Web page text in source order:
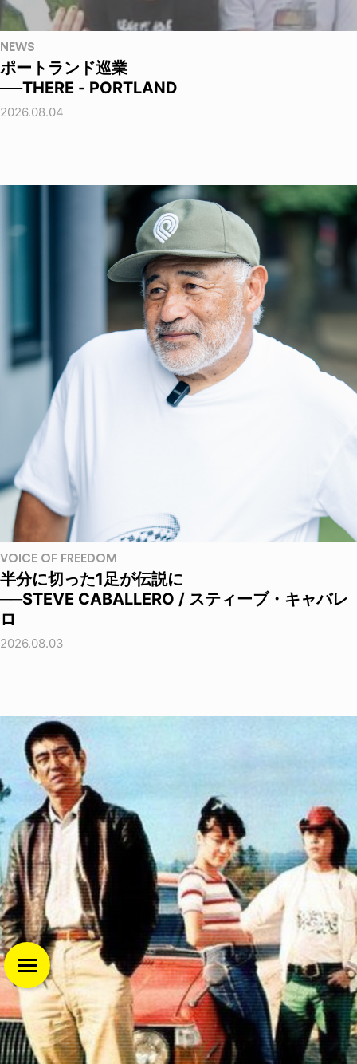
NEWS
ポートランド巡業
──THERE - PORTLAND
2026.08.04
VOICE OF FREEDOM
半分に切った1足が伝説に
──STEVE CABALLERO / スティーブ・キャバレ
ロ
2026.08.03